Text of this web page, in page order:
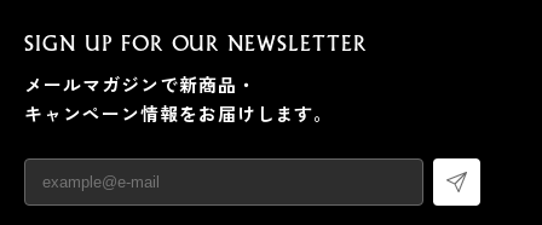
SIGN UP FOR OUR NEWSLETTER
メールマガジンで新商品・
キャンペーン情報をお届けします。